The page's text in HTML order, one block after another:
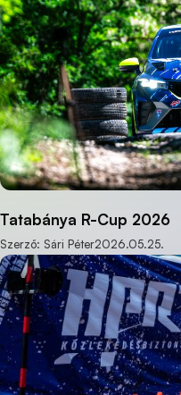
Tatabánya R-Cup 2026
Szerző: Sári Péter2026.05.25.